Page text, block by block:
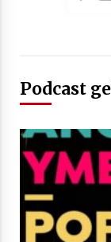
Podcast